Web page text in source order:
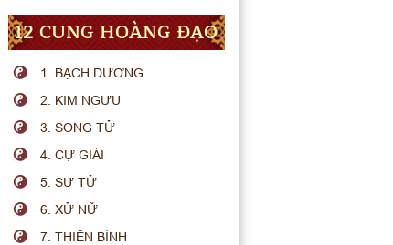
12 CUNG HOÀNG ĐẠO
1. BẠCH DƯƠNG
2. KIM NGƯU
3. SONG TỬ
4. CỰ GIẢI
5. SƯ TỬ
6. XỬ NỮ
7. THIÊN BÌNH